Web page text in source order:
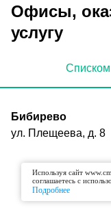
Офисы,
услугу
Списком
Бибирево
ул. Плещеева, д. 8
Используя сайт
соглашаетесь с
Подробнее